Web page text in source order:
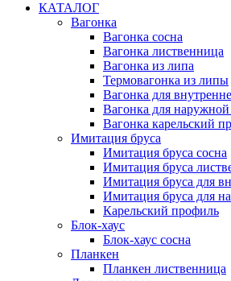
КАТАЛОГ
Вагонка
Вагонка сосна
Вагонка лиственница
Вагонка из липа
Термовагонка из липы
Вагонка для
Вагонка для наружной
Вагонка карельский
Имитация бруса
Имитация бруса сосна
Имитация бруса
Имитация бруса для
Имитация бруса для
Карельский профиль
Блок-хаус
Блок-хаус сосна
Планкен
Планкен лиственница